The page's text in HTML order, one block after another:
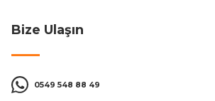
Bize Ulaşın
0549 548 88 49